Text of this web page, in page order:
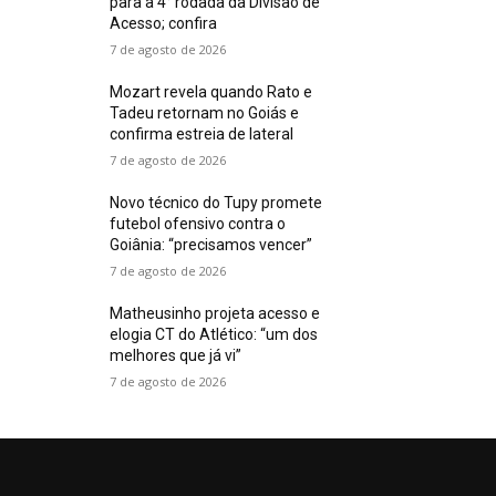
Acesso; confira
7 de agosto de 2026
Mozart revela quando Rato e
Tadeu retornam no Goiás e
confirma estreia de lateral
7 de agosto de 2026
Novo técnico do Tupy promete
futebol ofensivo contra o
Goiânia: “precisamos vencer”
7 de agosto de 2026
Matheusinho projeta acesso e
elogia CT do Atlético: “um dos
melhores que já vi”
7 de agosto de 2026